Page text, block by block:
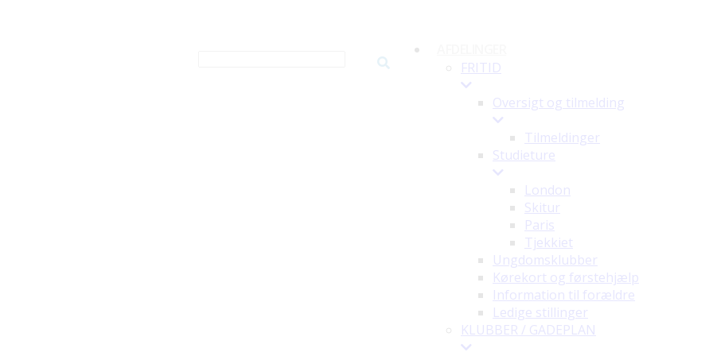
FRITID
Oversigt og tilmelding
Tilmeldinger
Studieture
London
Skitur
Paris
Tjekkiet
Ungdomsklubber
Kørekort og førstehjælp
Information til forældre
Ledige stillinger
KLUBBER / GADEPLAN